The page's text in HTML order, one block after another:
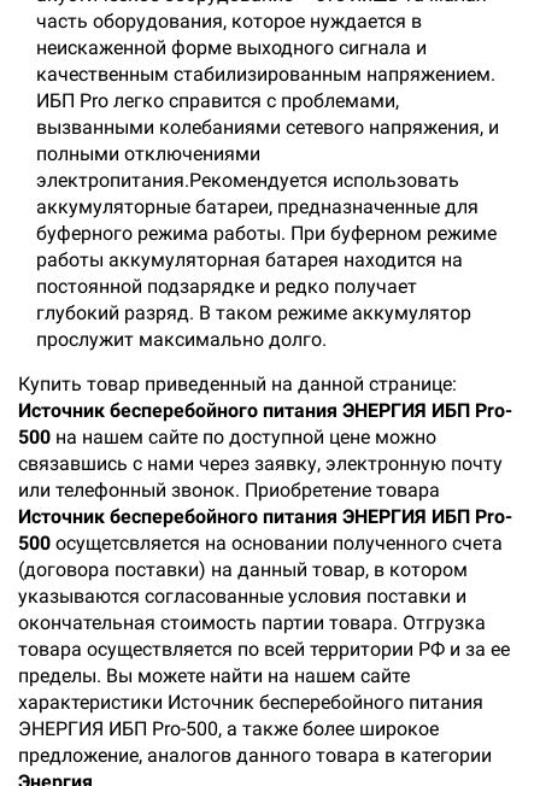
часть оборудования, которое нуждается в
неискаженной форме выходного сигнала и
качественным стабилизированным напряжением.
ИБП Pro легко справится с проблемами,
вызванными колебаниями сетевого напряжения, и
полными отключениями
электропитания.Рекомендуется использовать
аккумуляторные батареи, предназначенные для
буферного режима работы. При буферном режиме
работы аккумуляторная батарея находится на
постоянной подзарядке и редко получает
глубокий разряд. В таком режиме аккумулятор
прослужит максимально долго.
Купить товар приведенный на данной странице:
Источник бесперебойного питания ЭНЕРГИЯ ИБП Pro-
500 на нашем сайте по доступной цене можно
связавшись с нами через заявку, электронную почту
или телефонный звонок. Приобретение товара
Источник бесперебойного питания ЭНЕРГИЯ ИБП Pro-
500 осущетсвляется на основании полученного счета
(договора поставки) на данный товар, в котором
указываются согласованные условия поставки и
окончательная стоимость партии товара. Отгрузка
товара осуществляется по всей территории РФ и за ее
пределы. Вы можете найти на нашем сайте
характеристики Источник бесперебойного питания
ЭНЕРГИЯ ИБП Pro-500, а также более широкое
предложение, аналогов данного товара в категории